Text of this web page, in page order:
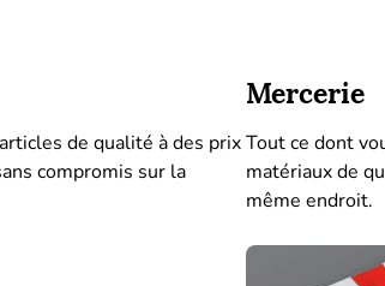
de qualité à des prix
compromis sur la
Mercerie
Tout ce dont
matériaux de
même endroit.